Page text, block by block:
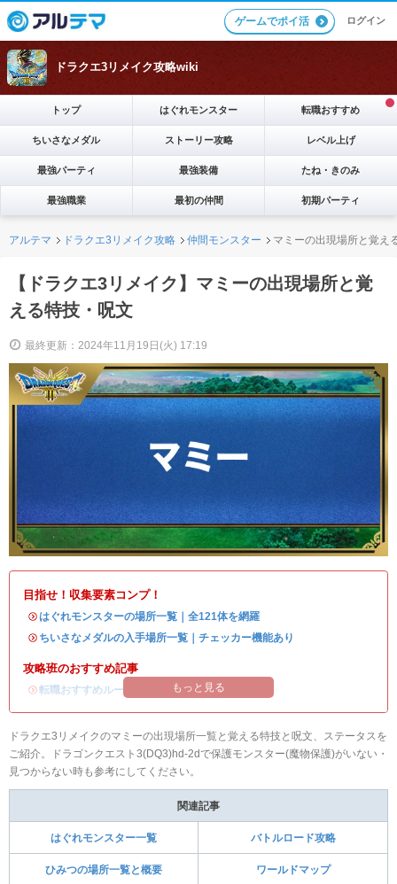
ゲームでポイ活 ログイン
ドラクエ3リメイク攻略wiki
トップ はぐれモンスター 転職おすすめ
ちいさなメダル ストーリー攻略 レベル上げ
最強パーティ 最強装備 たね・きのみ
最強職業 最初の仲間 初期パーティ
アルテマ ドラクエ3リメイク攻略 仲間モンスター マミーの出現場所と覚え
【ドラクエ3リメイク】マミーの出現場所と覚
える特技・呪文
最終更新：2024年11月19日(火) 17:19
目指せ！収集要素コンプ！
・はぐれモンスターの場所一覧｜全121体を網羅
・ ちいさなメダルの入手場所一覧｜チェッカー機能あり
攻略班のおすすめ記事
・転職おすすめルート もっと見る
ドラクエ3リメイクのマミーの出現場所一覧と覚える特技と呪文、ステータスを
ご紹介。ドラゴンクエスト3(DQ3)hd-2dで保護モンスター(魔物保護)がいない・
見つからない時も参考にしてください。
関連記事
はぐれモンスター一覧 バトルロード攻略
ひみつの場所一覧と概要 ワールドマップ